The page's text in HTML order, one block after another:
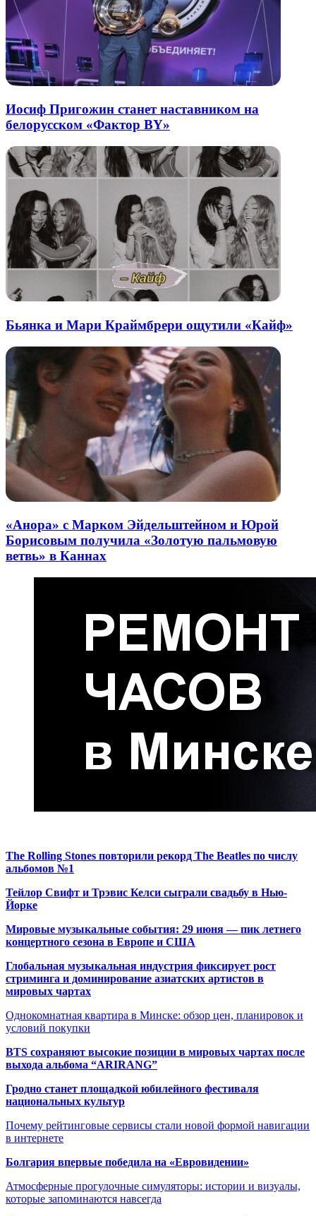
Иосиф Пригожин станет наставником на
белорусском «Фактор BY»
Бьянка и Мари Краймбрери ощутили «Кайф»
«Анора» с Марком Эйдельштейном и Юрой
Борисовым получила «Золотую пальмовую
ветвь» в Каннах
The Rolling Stones повторили рекорд The Beatles по числу
альбомов №1
Тейлор Свифт и Трэвис Келси сыграли свадьбу в Нью-
Йорке
Мировые музыкальные события: 29 июня — пик летнего
концертного сезона в Европе и США
Глобальная музыкальная индустрия фиксирует рост
стриминга и доминирование азиатских артистов в
мировых чартах
Однокомнатная квартира в Минске: обзор цен, планировок и
условий покупки
BTS сохраняют высокие позиции в мировых чартах после
выхода альбома “ARIRANG”
Гродно станет площадкой юбилейного фестиваля
национальных культур
Почему рейтинговые сервисы стали новой формой навигации
в интернете
Болгария впервые победила на «Евровидении»
Атмосферные прогулочные симуляторы: истории и визуалы,
которые запоминаются навсегда